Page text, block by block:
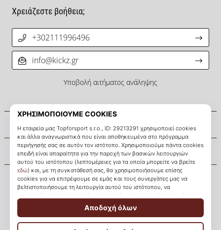
KICKZ.gr
Σχετικά μ' εμάς
Εξυπηρέτηση πελατών
Χρειάζεστε βοήθεια;
+302111996496
info@kickz.gr
Υποβολή αιτήματος ανάληψης